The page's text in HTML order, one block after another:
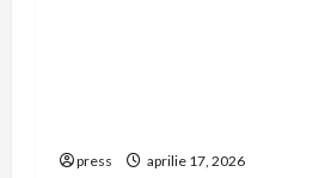
press aprilie 17, 2026